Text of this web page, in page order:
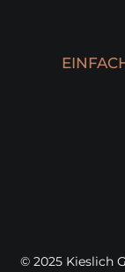
© 2025 Kieslich